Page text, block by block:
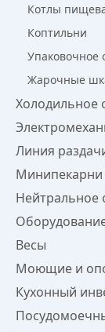
Котлы
Коптильни
Упаковочное
Жарочные
Холодильное
Линия
Минипекарни
Нейтральное
Весы
Моющие и
Кухонный